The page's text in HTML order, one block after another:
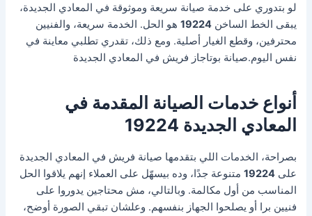
لو بتدوري على خدمة صيانة سريعة وموثوقة في المعادي الجديدة،
يبقى الخط الساخن19224 هو الحل. الخدمة سريعة، والفنيين
محترفين، وقطع الغيار أصلية. ومع ذلك، تقدري تطلبي معاينة في
نفس اليوم.صيانة بوتاجاز فريش في المعادي الجديدة
أنواع خدمات الصيانة المقدمة في
المعادي الجديدة 19224
بصراحة، الخدمات اللي بتقدمها صيانة فريش في المعادي الجديدة
على19224 متنوعة جدًا، وده بيسهّل على العملاء إنهم يلاقوا الحل
المناسب من أول مكالمة. وبالتالي، مش محتاجين يدوروا على
فنيين برا أو يصلحوا الجهاز بنفسهم. وعلشان تبقي الصورة أوضح،